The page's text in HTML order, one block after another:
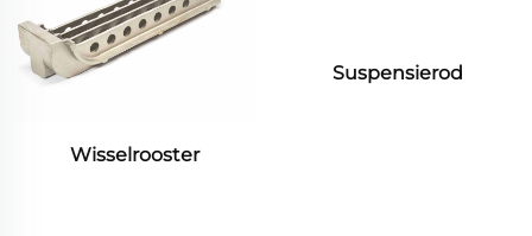
Wisselrooster
Suspensierod